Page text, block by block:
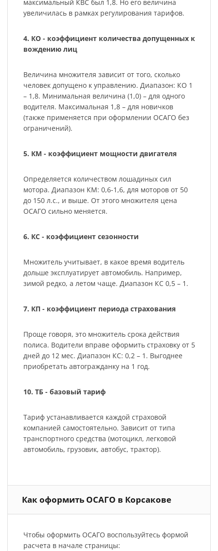
максимальный КВС был 1,8. Но его величина
увеличилась в рамках регулирования тарифов.
4. КО - коэффициент количества допущенных к
вождению лиц
Величина множителя зависит от того, сколько
человек допущено к управлению. Диапазон: КО 1
– 1,8. Минимальная величина (1,0) – для одного
водителя. Максимальная 1,8 – для новичков
(также применяется при оформлении ОСАГО без
ограничений).
5. КМ - коэффициент мощности двигателя
Определяется количеством лошадиных сил
мотора. Диапазон КМ: 0,6-1,6, для моторов от 50
до 150 л.с., и выше. От этого множителя цена
ОСАГО сильно меняется.
6. КС - коэффициент сезонности
Множитель учитывает, в какое время водитель
дольше эксплуатирует автомобиль. Например,
зимой редко, а летом чаще. Диапазон КС 0,5 – 1.
7. КП - коэффициент периода страхования
Проще говоря, это множитель срока действия
полиса. Водители вправе оформить страховку от 5
дней до 12 мес. Диапазон КС: 0,2 – 1. Выгоднее
приобретать автогражданку на 1 год.
10. ТБ - базовый тариф
Тариф устанавливается каждой страховой
компанией самостоятельно. Зависит от типа
транспортного средства (мотоцикл, легковой
автомобиль, грузовик, автобус, трактор).
Как оформить ОСАГО в Корсакове
Чтобы оформить ОСАГО воспользуйтесь формой
расчета в начале страницы: